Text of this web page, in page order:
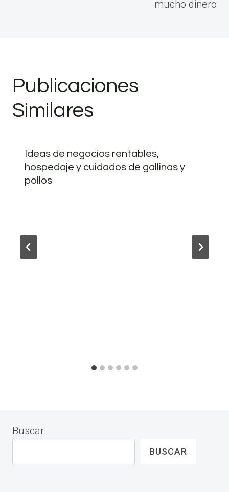
mucho dinero
Publicaciones
Similares
Ideas de negocios rentables,
hospedaje y cuidados de gallinas y
pollos
Buscar
BUSCAR